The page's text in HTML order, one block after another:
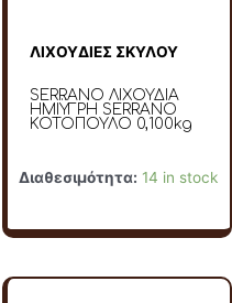
ΛΙΧΟΥΔΙΕΣ ΣΚΥΛΟΥ
SERRANO ΛΙΧΟΥΔΙΑ
ΗΜΙΫΓΡΗ SERRANO
ΚΟΤΟΠΟΥΛΟ 0,100kg
Διαθεσιμότητα: 14 in stock